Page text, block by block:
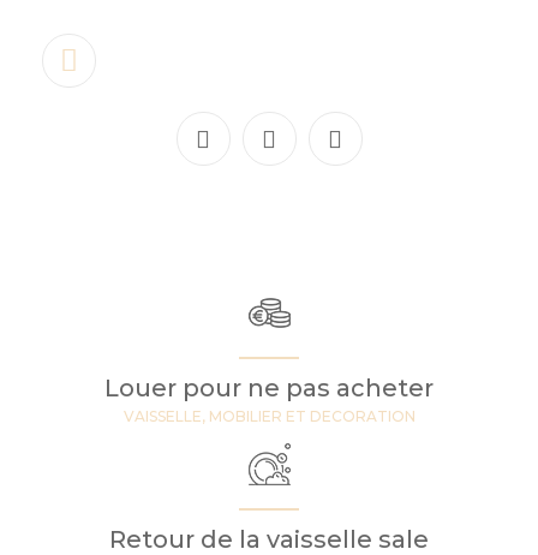
Louer pour ne pas acheter
VAISSELLE, MOBILIER ET DECORATION
Retour de la vaisselle sale